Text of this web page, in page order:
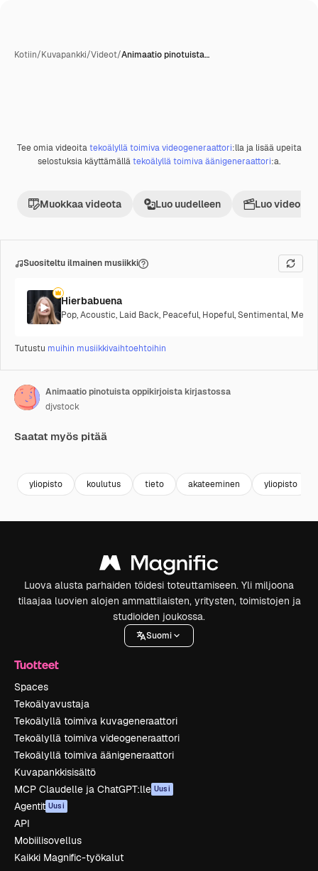
Kotiin/Kuvapankki/Videot/Animaatio pinotuista…
Premium
Tee omia videoitatekoälyllä toimiva videogeneraattori:lla ja lisää upeita
selostuksia käyttämällätekoälyllä toimiva äänigeneraattori:a.
Muokkaa videota Luo uudelleen Luo
Suositeltu ilmainen musiikki
Hierbabuena
Pop,Acoustic, Laid Back, Peaceful, Hopeful,Sentimental,
Tutustu muihin musiikkivaihtoehtoihin
Animaatio pinotuista oppikirjoista kirjastossa
djvstock
Saatat myös pitää
yliopisto koulutus tieto akateeminen yliopisto
Luova alusta parhaiden töidesi toteuttamiseen. Yli miljoona
tilaajaa luovien alojen ammattilaisten, yritysten, toimistojen ja
studioiden joukossa.
Suomi
Tuotteet
Spaces
Tekoälyavustaja
Tekoälyllä toimiva kuvageneraattori
Tekoälyllä toimiva videogeneraattori
Tekoälyllä toimiva äänigeneraattori
Kuvapankkisisältö
MCP Claudelle ja ChatGPT:lle Uusi
Agentit Uusi
API
Mobiilisovellus
Kaikki Magnific-työkalut